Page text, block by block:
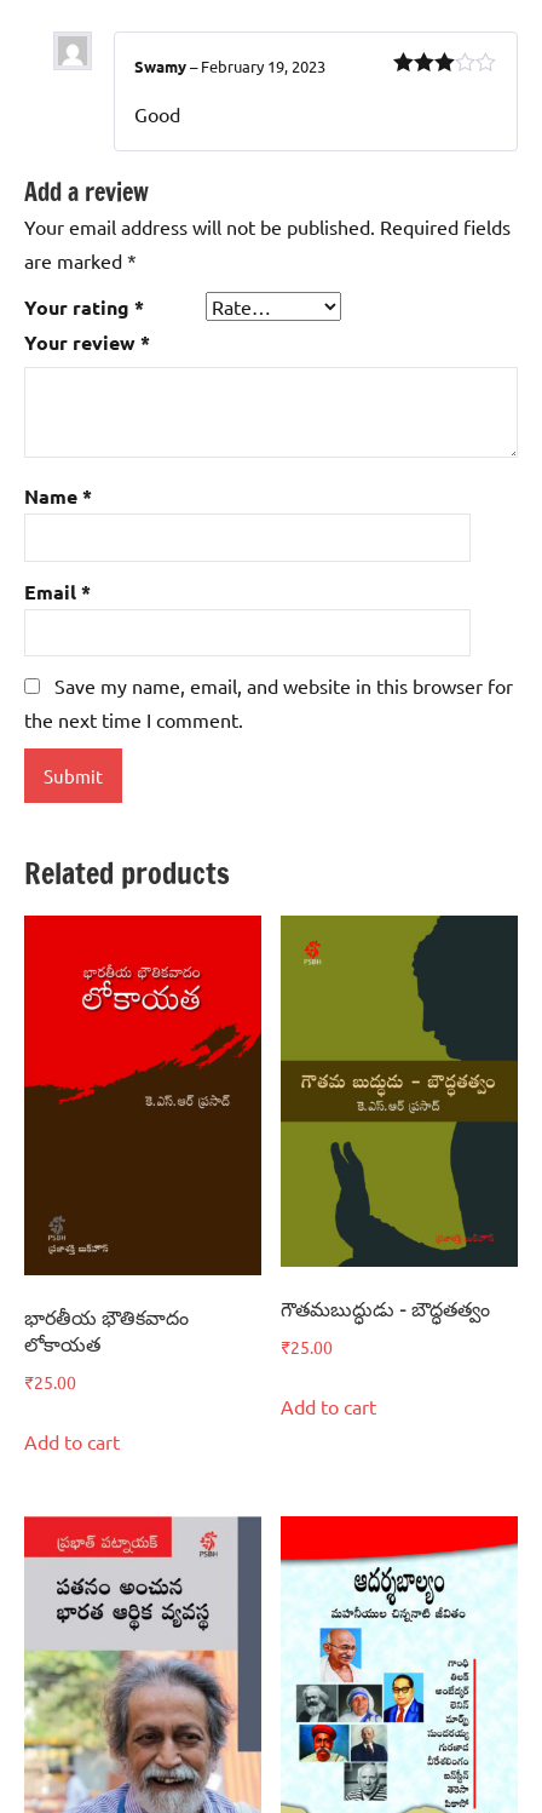
Swamy– February 19, 2023
Good
Add a review
Your email address will not be published. Required fields
are marked *
Your rating *
Your review*
Name*
Email*
Save my name, email, and website in this browser for
the next time I comment.
Related products
భారతీయ భౌతికవాదం
లోకాయత
₹25.00
Add to cart
గౌతమబుద్ధుడు – బౌద్ధతత్వం
₹25.00
Add to cart